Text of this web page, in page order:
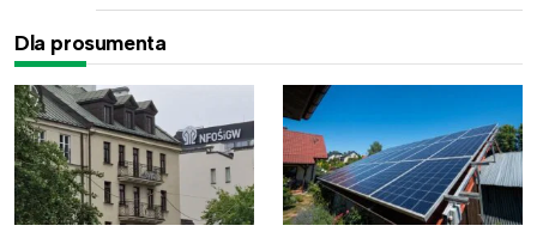
Dla prosumenta